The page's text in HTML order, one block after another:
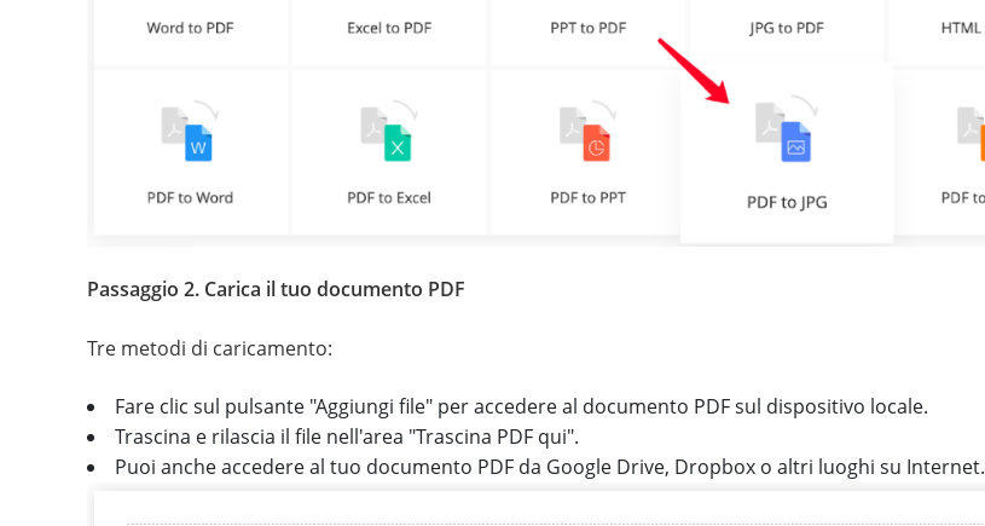
Passaggio 2. Carica il tuo documento PDF
Tre metodi di caricamento:
Fare clic sul pulsante "Aggiungi file" per accedere al documento PDF sul dispositivo locale.
Trascina e rilascia il file nell'area "Trascina PDF qui".
Puoi anche accedere al tuo documento PDF da Google Drive, Dropbox o altri luoghi su Internet.